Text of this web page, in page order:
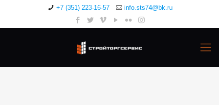
+7 (351) 223-16-57 info.sts74@bk.ru